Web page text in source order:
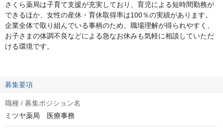
さくら薬局は子育て支援が充実しており、育児による短時間勤務が
できるほか、女性の産休・育休取得率は100％の実績があります。
企業全体で取り組んでいる事柄のため、職場理解が得られやすく、
お子さまの体調不良などによる急なお休みも気軽に相談していただ
ける環境です。
募集要項
職種 / 募集ポジション名
ミツヤ薬局 医療事務